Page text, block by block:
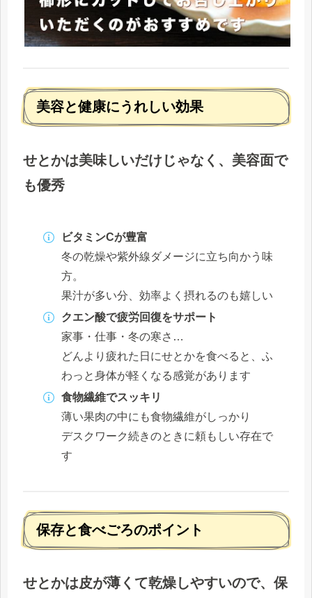
美容と健康にうれしい効果
せとかは美味しいだけじゃなく、美容面で
も優秀
ビタミンCが豊富
冬の乾燥や紫外線ダメージに立ち向かう味
方。
果汁が多い分、効率よく摂れるのも嬉しい
クエン酸で疲労回復をサポート
家事・仕事・冬の寒さ…
どんより疲れた日にせとかを食べると、ふ
わっと身体が軽くなる感覚があります
食物繊維でスッキリ
薄い果肉の中にも食物繊維がしっかり
デスクワーク続きのときに頼もしい存在で
す
保存と食べごろのポイント
せとかは皮が薄くて乾燥しやすいので、保